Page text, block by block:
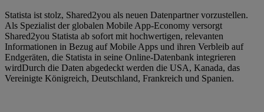
Statista ist stolz, Shared2you als neuen Datenpartner vorzustellen.
Als Spezialist der globalen Mobile App-Economy versorgt
Shared2you Statista ab sofort mit hochwertigen, relevanten
Informationen in Bezug auf Mobile Apps und ihren Verbleib auf
Endgeräten, die Statista in seine Online-Datenbank integrieren
wirdDurch die Daten abgedeckt werden die USA, Kanada, das
Vereinigte Königreich, Deutschland, Frankreich und Spanien.